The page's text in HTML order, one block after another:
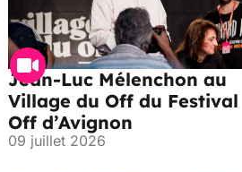
Jean-Luc Mélenchon au
Village du Off du Festival
Off d’Avignon
09 juillet 2026